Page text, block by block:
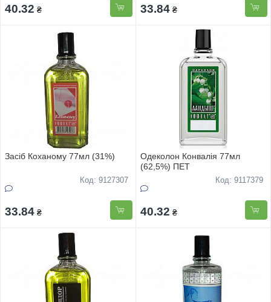
40.32 ₴ 33.84 ₴
Засіб Коханому 77мл (31%)
Код: 9127307
33.84 ₴
Одеколон Конвалія 77мл
(62,5%) ПЕТ
Код: 9117379
40.32 ₴